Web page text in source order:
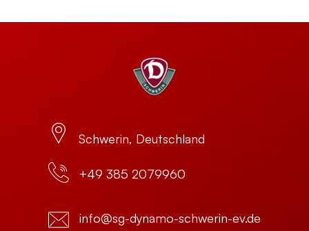
Schwerin, Deutschland
+49 385 2079960
info@sg-dynamo-schwerin-ev.de